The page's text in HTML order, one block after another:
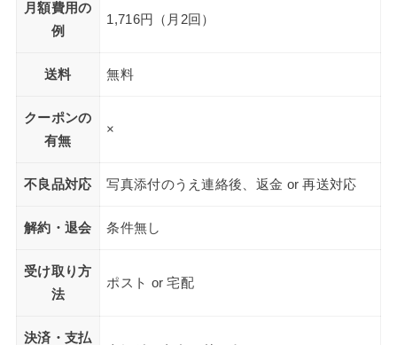
月額費用の
例
1,716円（月2回）
送料 無料
クーポンの
有無
×
不良品対応 写真添付のうえ連絡後、返金 or 再送対応
解約・退会 条件無し
受け取り方
法
ポスト or 宅配
決済・支払